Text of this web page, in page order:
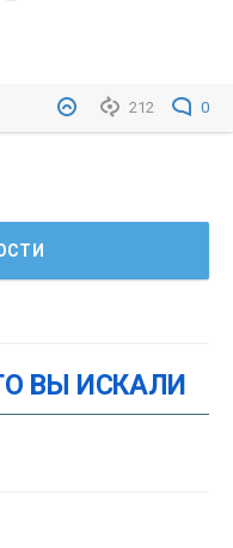
212 0
ВЫ ИСКАЛИ